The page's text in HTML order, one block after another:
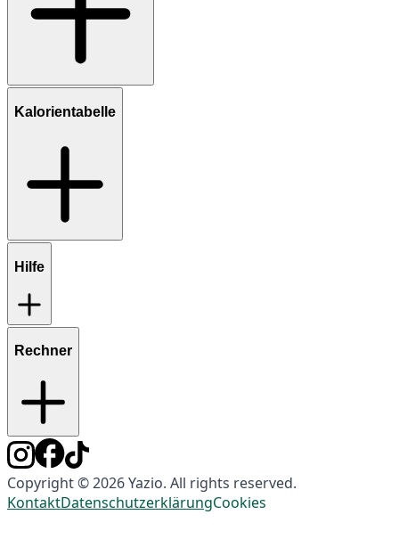
Kalorientabelle
Hilfe
Rechner
Copyright © 2026 Yazio. All rights reserved.
KontaktDatenschutzerklärungCookies